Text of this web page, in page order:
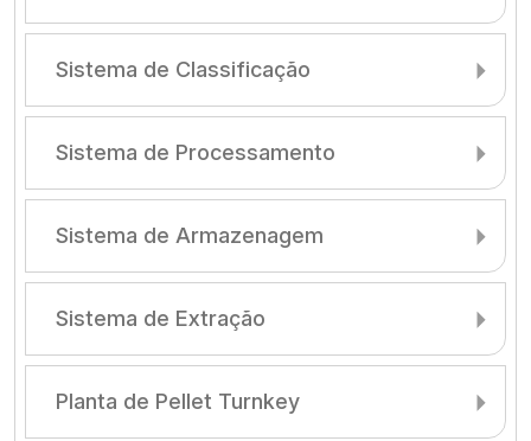
Sistema de Classificação
Sistema de Processamento
Sistema de Armazenagem
Sistema de Extração
Planta de Pellet Turnkey